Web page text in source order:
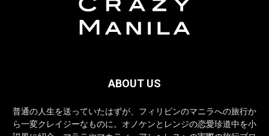
ABOUT US
普通の人生を送っていたはずが、フィリピンのマニラへの旅行か
ら一変クレイジーなものに。オノケンとレンジの恋愛珍道中を小